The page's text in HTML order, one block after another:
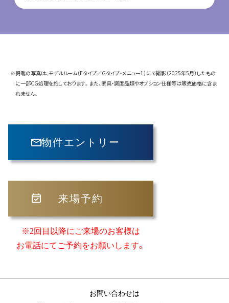
※掲載の写真は、モデルルーム（Eタイプ／Gタイプ・メニュー1）にて撮影（2025年5月）したもの
に一部CG処理を施しております。また、家具・調度品類やオプション仕様等は販売価格に含ま
れません。
物件エントリー
来場予約
※2回目以降にご来場のお客様は
お電話にてご予約をお願いします。
お問い合わせは